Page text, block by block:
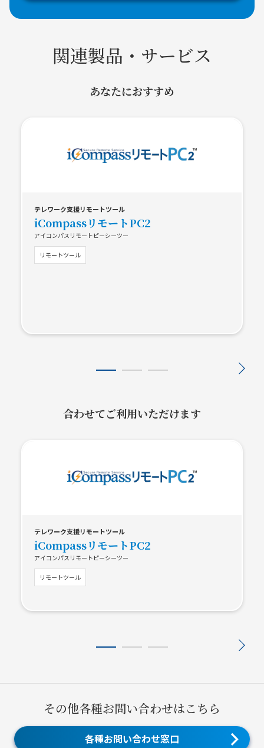
関連製品・サービス
あなたにおすすめ
テレワーク支援リモートツール
iCompassリモートPC2
アイコンパスリモートピーシーツー
リモートツール
合わせてご利用いただけます
テレワーク支援リモートツール
iCompassリモートPC2
アイコンパスリモートピーシーツー
リモートツール
その他各種お問い合わせはこちら
各種お問い合わせ窓口